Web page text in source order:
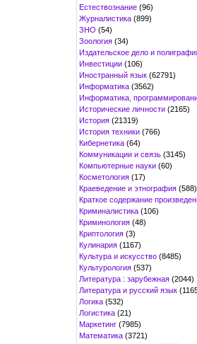
Естествознание (96)
Журналистика (899)
ЗНО (54)
Зоология (34)
Издательское дело и
Инвестиции (106)
Иностранный язык (62791)
Информатика (3562)
Информатика,
Исторические личности (2165)
История (21319)
История техники (766)
Кибернетика (64)
Коммуникации и связь (3145)
Компьютерные науки (60)
Косметология (17)
Краеведение и этнография (588)
Краткое содержание
Криминалистика (106)
Криминология (48)
Криптология (3)
Кулинария (1167)
Культура и искусство (8485)
Культурология (537)
Литература : зарубежная (2044)
Литература и русский язык
Логика (532)
Логистика (21)
Маркетинг (7985)
Математика (3721)